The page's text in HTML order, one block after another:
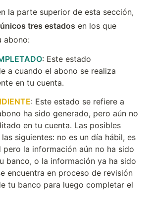
la parte superior de esta sección,
únicos tres estados en los que
abono:
: Este estado
a cuando el abono se realiza
en tu cuenta.
: Este estado se refiere a
ha sido generado, pero aún no
en tu cuenta. Las posibles
siguientes: no es un día hábil, es
pero la información aún no ha sido
banco, o la información ya ha sido
encuentra en proceso de revisión
tu banco para luego completar el